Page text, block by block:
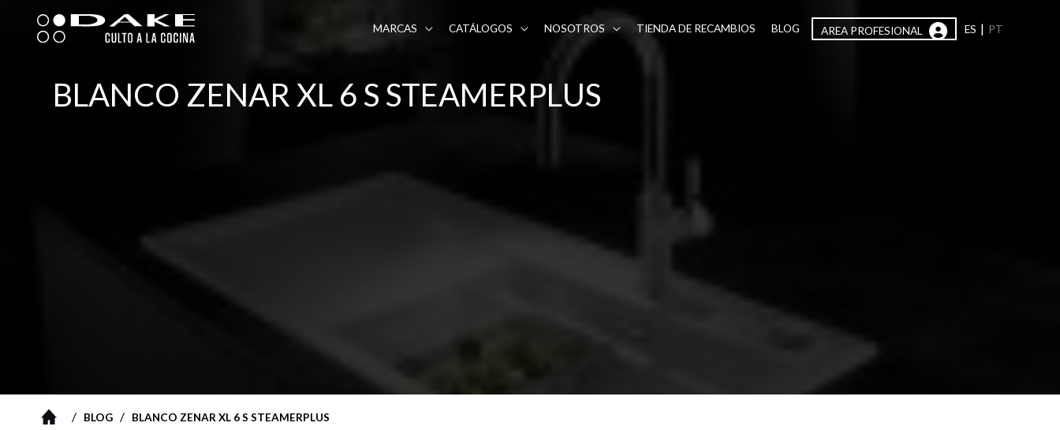
contenido
MARCAS CATÁLOGOS NOSOTROS TIENDA DE RECAMBIOS BLOG AREA PROFESIONAL ES | PT
BLANCO ZENAR XL 6 S STEAMERPLUS
/ BLOG / BLANCO ZENAR XL 6 S STEAMERPLUS